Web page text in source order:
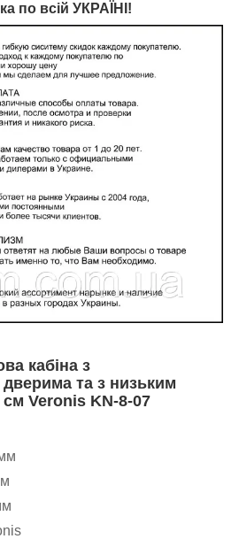
по всій УКРАЇНІ!
кабіна з
та з низьким
Veronis KN-8-07